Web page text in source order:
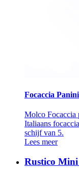
Focaccia
Molco Focaccia
Italiaans
schijf van 5.
Lees meer
Rustico